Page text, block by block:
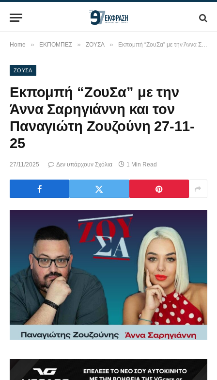
Home » ΕΚΠΟΜΠΕΣ » ΖΟΥΣΑ » Εκπομπή “ΖουΣα” με την Άννα Σαρηγιάννη και τον Παναγιώτη Ζουζούνη 27-11-25
ΖΟΥΣΑ
Εκπομπή “ΖουΣα” με την
Άννα Σαρηγιάννη και τον
Παναγιώτη Ζουζούνη 27-11-
25
27/11/2025 Δεν υπάρχουν Σχόλια 1 Min Read